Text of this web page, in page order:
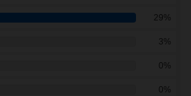
29%
3%
0%
0%